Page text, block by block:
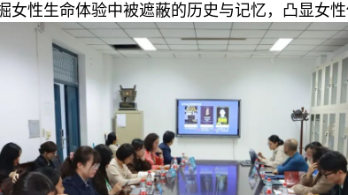
女性生命体验中被遮蔽的历史与记忆，凸显女